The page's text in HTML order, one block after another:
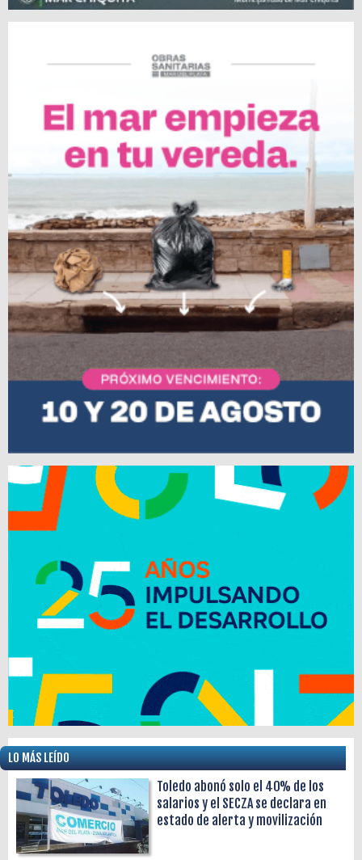
LO MÁS LEÍDO
Toledo abonó solo el 40% de los
salarios y el SECZA se declara en
estado de alerta y movilización